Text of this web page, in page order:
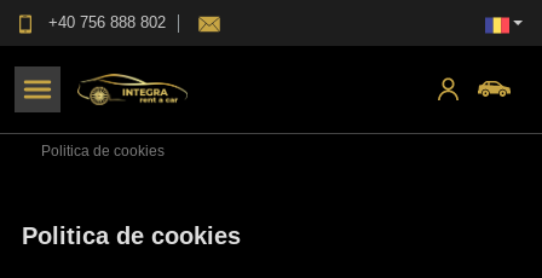
+40 756 888 802
Politica de cookies
Politica de cookies